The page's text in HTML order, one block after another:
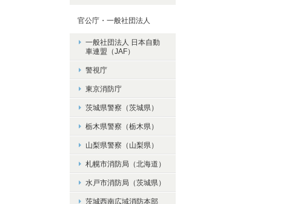
官公庁・一般社団法人
一般社団法人 日本自動
車連盟（JAF）
警視庁
東京消防庁
茨城県警察（茨城県）
栃木県警察（栃木県）
山梨県警察（山梨県）
札幌市消防局（北海道）
水戸市消防局（茨城県）
茨城西南広域消防本部